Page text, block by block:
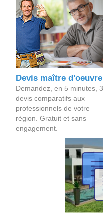
Devis maître d'oeuvre
Demandez, en 5 minutes, 3
devis comparatifs aux
professionnels de votre
région. Gratuit et sans
engagement.